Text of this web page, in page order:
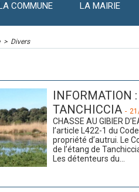
COMMUNE LA MAIRIE
> Divers
INFORMATION
TANCHICCIA -
CHASSE AU GIBIER
l’article L422-1 du
propriété d’autrui. Le
de l’étang de
Les détenteurs du...